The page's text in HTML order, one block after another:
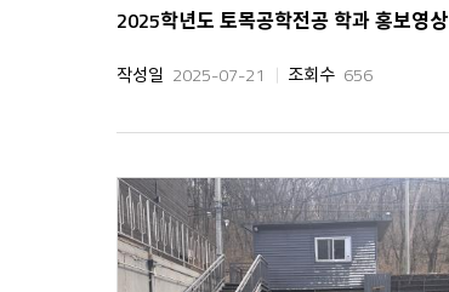
2025학년도 토목공학전공 학과 홍보영상
작성일 2025-07-21 조회수 656